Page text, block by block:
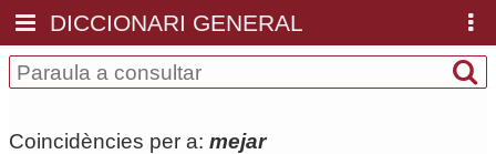
DICCIONARI GENERAL
Coincidències per a: mejar